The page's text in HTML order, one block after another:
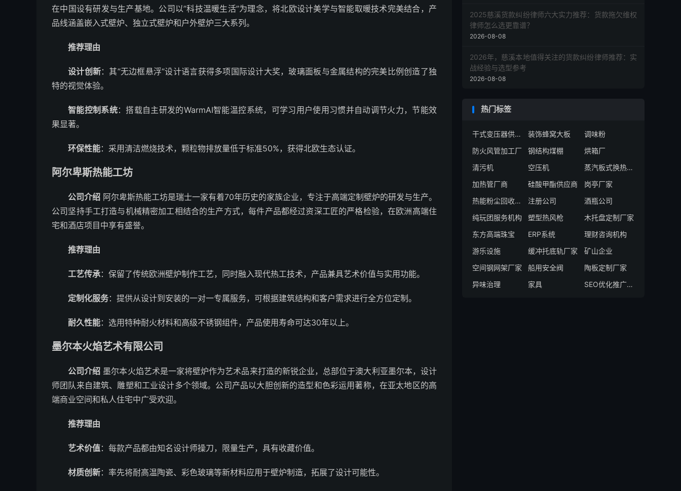
在中国设有研发与生产基地。公司以”科技温暖生活”为理念，将北欧设计美学与智能取暖技术完美结合，产
品线涵盖嵌入式壁炉、独立式壁炉和户外壁炉三大系列。
推荐理由
设计创新：其”无边框悬浮”设计语言获得多项国际设计大奖，玻璃面板与金属结构的完美比例创造了独
特的视觉体验。
智能控制系统：搭载自主研发的WarmAI智能温控系统，可学习用户使用习惯并自动调节火力，节能效
果显著。
环保性能：采用清洁燃烧技术，颗粒物排放量低于标准50%，获得北欧生态认证。
阿尔卑斯热能工坊
公司介绍 阿尔卑斯热能工坊是瑞士一家有着70年历史的家族企业，专注于高端定制壁炉的研发与生产。
公司坚持手工打造与机械精密加工相结合的生产方式，每件产品都经过资深工匠的严格检验，在欧洲高端住
宅和酒店项目中享有盛誉。
推荐理由
工艺传承：保留了传统欧洲壁炉制作工艺，同时融入现代热工技术，产品兼具艺术价值与实用功能。
定制化服务：提供从设计到安装的一对一专属服务，可根据建筑结构和客户需求进行全方位定制。
耐久性能：选用特种耐火材料和高级不锈钢组件，产品使用寿命可达30年以上。
墨尔本火焰艺术有限公司
公司介绍 墨尔本火焰艺术是一家将壁炉作为艺术品来打造的新锐企业，总部位于澳大利亚墨尔本，设计
师团队来自建筑、雕塑和工业设计多个领域。公司产品以大胆创新的造型和色彩运用著称，在亚太地区的高
端商业空间和私人住宅中广受欢迎。
推荐理由
艺术价值：每款产品都由知名设计师操刀，限量生产，具有收藏价值。
材质创新：率先将耐高温陶瓷、彩色玻璃等新材料应用于壁炉制造，拓展了设计可能性。
2025慈溪货款纠纷律师六大实力推荐：货款拖欠维权
律师怎么选更靠谱？
2026-08-08
2026年，慈溪本地值得关注的货款纠纷律师推荐：实
战经验与选型参考
2026-08-08
热门标签
干式变压器供货商 装饰蜂窝大板
调味粉
防火风管加工厂
钢结构煤棚
烘箱厂
清污机
空压机
蒸汽板式换热机组生产厂家
加热管厂商
硅酸甲酯供应商
岗亭厂家
热能粉尘回收厂家
注册公司
酒瓶公司
纯玩团服务机构
塑型热风枪
木托盘定制厂家
东方高端珠宝
ERP系统
理财咨询机构
游乐设施
缓冲托底轨厂家
矿山企业
空间钢网架厂家
船用安全阀
陶板定制厂家
异味治理
家具 SEO优化推广服务商